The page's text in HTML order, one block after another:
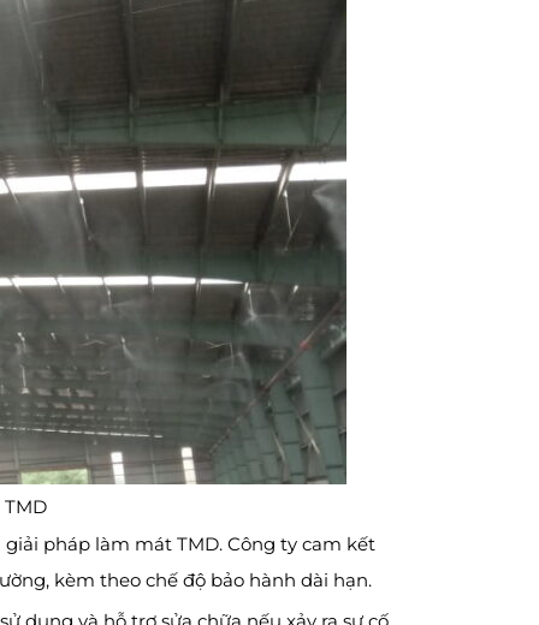
pháp làm mát TMD. Công ty cam kết
kèm theo chế độ bảo hành dài hạn.